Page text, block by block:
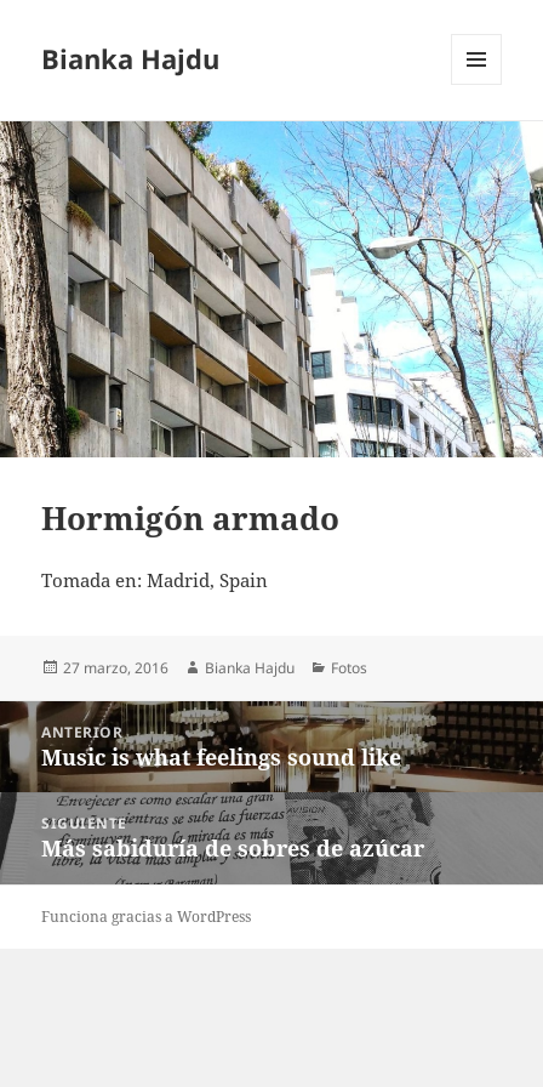
Bianka Hajdu
WIDGETS
Hormigón armado
Tomada en: Madrid, Spain
Publicado
27 marzo, 2016 Autor
Bianka Hajdu Categorías
Fotos
Navegación
de
entradas
ANTERIOR
Entrada
anterior:
Music is what feelings sound like
SIGUIENTE
Entrada
siguiente:
Más sabiduría de sobres de azúcar
Funciona gracias a WordPress